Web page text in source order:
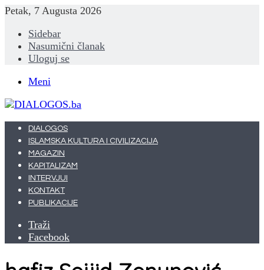
Petak, 7 Augusta 2026
Sidebar
Nasumični članak
Uloguj se
Meni
DIALOGOS
ISLAMSKA KULTURA I CIVILIZACIJA
MAGAZIN
KAPITALIZAM
INTERVJUI
KONTAKT
PUBLIKACIJE
Traži
Facebook